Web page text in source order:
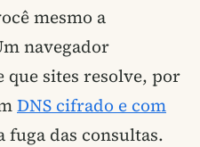
mesmo a
navegador
que sites resolve, por
DNS cifrado e com
fuga das consultas.